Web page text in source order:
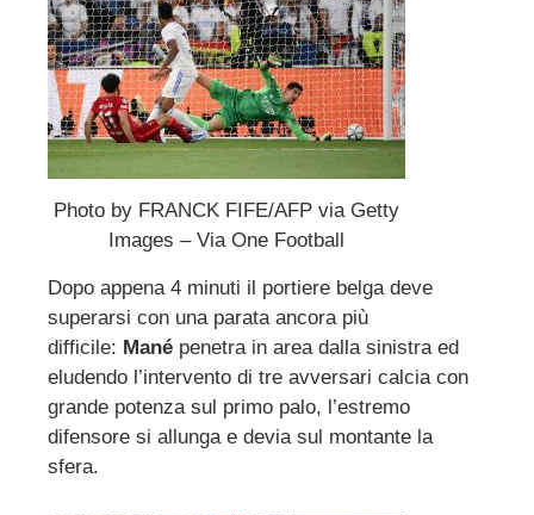
Photo by FRANCK FIFE/AFP via Getty
Images – Via One Football
Dopo appena 4 minuti il portiere belga deve
superarsi con una parata ancora più
difficile: Mané penetra in area dalla sinistra ed
eludendo l’intervento di tre avversari calcia con
grande potenza sul primo palo, l’estremo
difensore si allunga e devia sul montante la
sfera.